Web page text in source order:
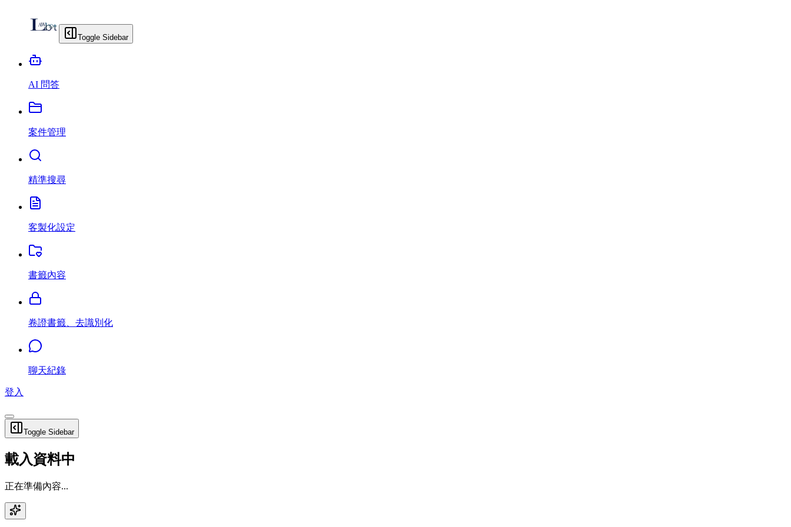
Toggle Sidebar
AI 問答
案件管理
精準搜尋
客製化設定
書籤內容
卷證書籤、去識別化
聊天紀錄
登入
Toggle Sidebar
載入資料中
正在準備內容...